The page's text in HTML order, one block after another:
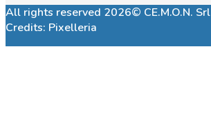
All rights reserved 2026© CE.M.O.N. Srl
Credits: Pixelleria